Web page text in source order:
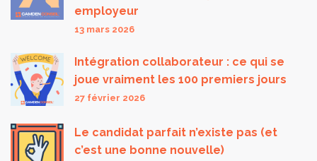
employeur
13 mars 2026
Intégration collaborateur : ce qui se
joue vraiment les 100 premiers jours
27 février 2026
Le candidat parfait n’existe pas (et
c’est une bonne nouvelle)